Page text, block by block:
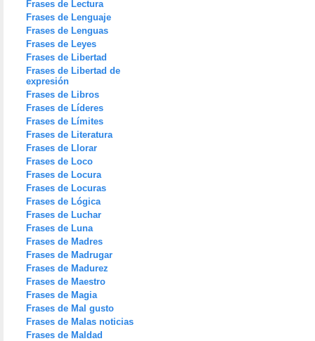
Frases de Lectura
Frases de Lenguaje
Frases de Lenguas
Frases de Leyes
Frases de Libertad
Frases de Libertad de
expresión
Frases de Libros
Frases de Líderes
Frases de Límites
Frases de Literatura
Frases de Llorar
Frases de Loco
Frases de Locura
Frases de Locuras
Frases de Lógica
Frases de Luchar
Frases de Luna
Frases de Madres
Frases de Madrugar
Frases de Madurez
Frases de Maestro
Frases de Magia
Frases de Mal gusto
Frases de Malas noticias
Frases de Maldad